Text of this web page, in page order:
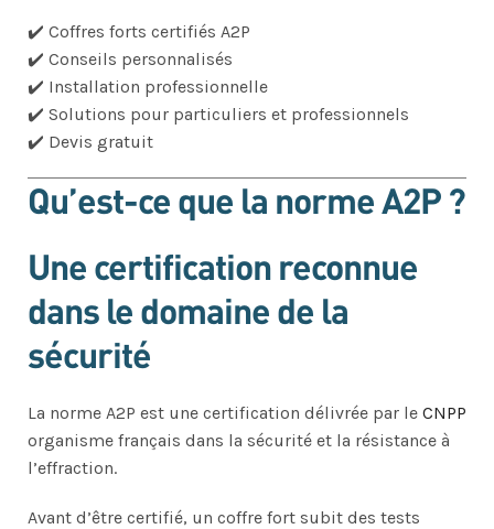
✔️ Coffres forts certifiés A2P
✔️ Conseils personnalisés
✔️ Installation professionnelle
✔️ Solutions pour particuliers et professionnels
✔️ Devis gratuit
Qu’est-ce que la norme A2P ?
Une certification reconnue
dans le domaine de la
sécurité
La norme A2P est une certification délivrée par le CNPP
organisme français dans la sécurité et la résistance à
l’effraction.
Avant d’être certifié, un coffre fort subit des tests